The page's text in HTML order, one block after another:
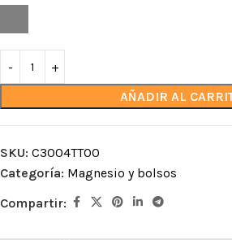
AÑADIR AL
SKU: C3004TT00
Categoría: Magnesio y bolsos
Compartir: